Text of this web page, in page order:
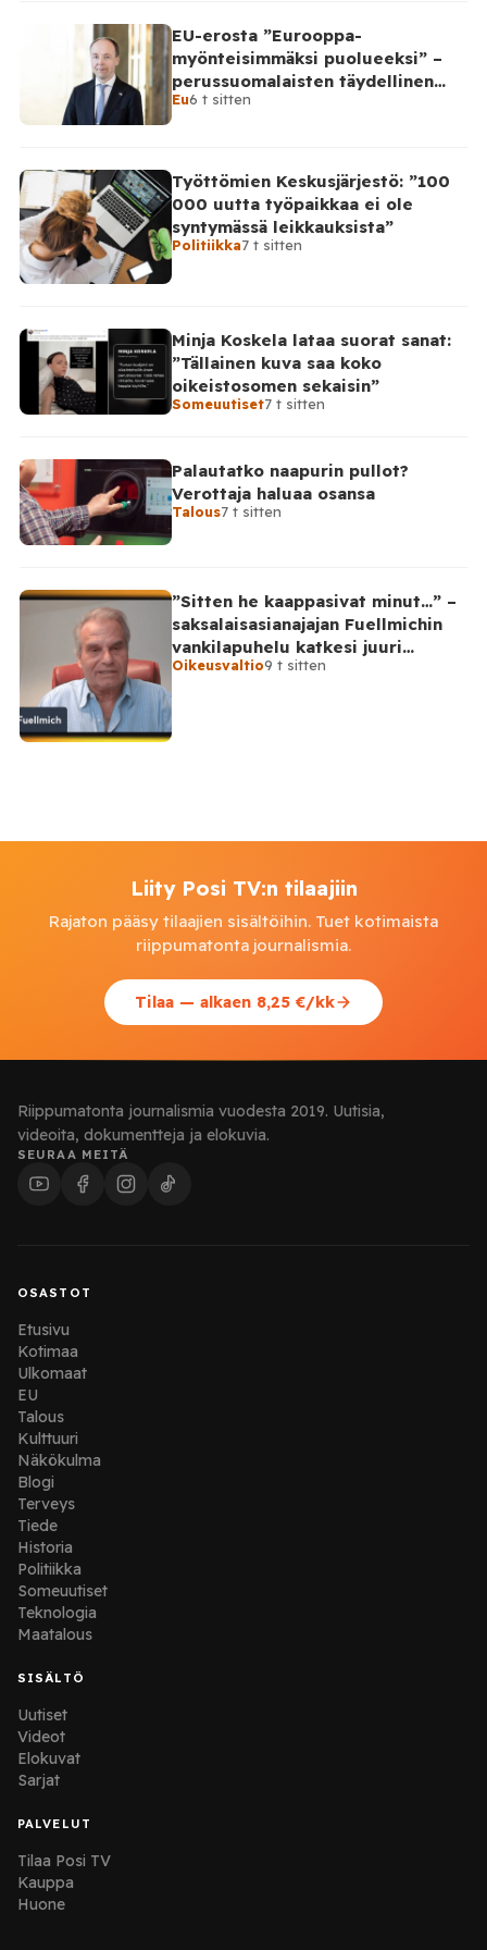
EU-erosta ”Eurooppa-
myönteisimmäksi puolueeksi” –
perussuomalaisten täydellinen
takinkääntö
Eu6 t sitten
Työttömien Keskusjärjestö: ”100
000 uutta työpaikkaa ei ole
syntymässä leikkauksista”
Politiikka7 t sitten
Minja Koskela lataa suorat sanat:
”Tällainen kuva saa koko
oikeistosomen sekaisin”
Someuutiset7 t sitten
Palautatko naapurin pullot?
Verottaja haluaa osansa
Talous7 t sitten
”Sitten he kaappasivat minut…” –
saksalaisasianajajan Fuellmichin
vankilapuhelu katkesi juuri
kriittisellä hetkellä
Oikeusvaltio9 t sitten
Liity Posi TV:n tilaajiin
Rajaton pääsy tilaajien sisältöihin. Tuet kotimaista
riippumatonta journalismia.
Tilaa — alkaen 8,25 €/kk
Riippumatonta journalismia vuodesta 2019. Uutisia,
videoita, dokumentteja ja elokuvia.
SEURAA MEITÄ
OSASTOT
Etusivu
Kotimaa
Ulkomaat
EU
Talous
Kulttuuri
Näkökulma
Blogi
Terveys
Tiede
Historia
Politiikka
Someuutiset
Teknologia
Maatalous
SISÄLTÖ
Uutiset
Videot
Elokuvat
Sarjat
PALVELUT
Tilaa Posi TV
Kauppa
Huone